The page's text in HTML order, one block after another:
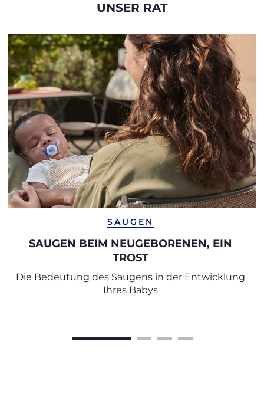
UNSER RAT
SAUGEN
SAUGEN BEIM NEUGEBORENEN, EIN
TROST
Die Bedeutung des Saugens in der Entwicklung
Ihres Babys